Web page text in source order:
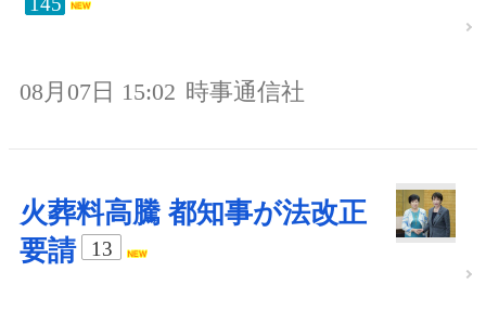
08月07日 15:02 時事通信社
火葬料高騰 都知事が法改正
要請
13